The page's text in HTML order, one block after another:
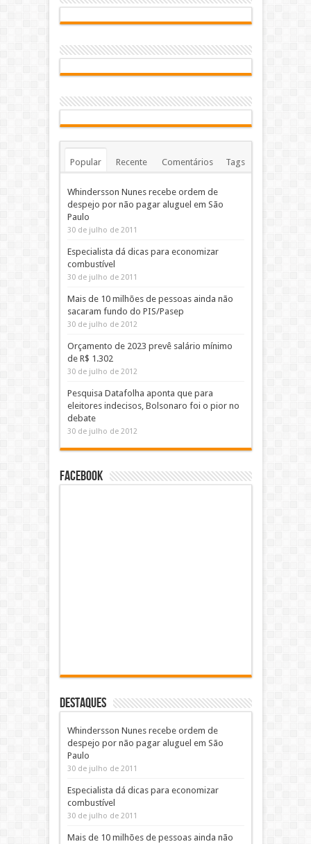
Popular Recente Comentários Tags
Whindersson Nunes recebe ordem de
despejo por não pagar aluguel em São
Paulo
30 de julho de 2011
Especialista dá dicas para economizar
combustível
30 de julho de 2011
Mais de 10 milhões de pessoas ainda não
sacaram fundo do PIS/Pasep
30 de julho de 2012
Orçamento de 2023 prevê salário mínimo
de R$ 1.302
30 de julho de 2012
Pesquisa Datafolha aponta que para
eleitores indecisos, Bolsonaro foi o pior no
debate
30 de julho de 2012
Facebook
DESTAQUES
Whindersson Nunes recebe ordem de
despejo por não pagar aluguel em São
Paulo
30 de julho de 2011
Especialista dá dicas para economizar
combustível
30 de julho de 2011
Mais de 10 milhões de pessoas ainda não